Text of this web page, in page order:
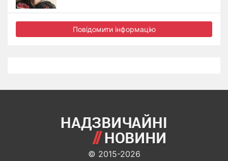
Повідомити інформацію
© 2015-2026